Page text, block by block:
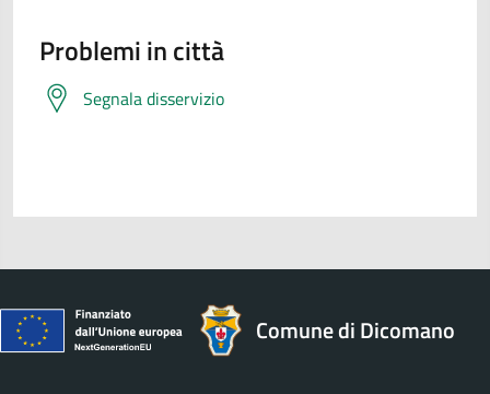
Problemi in città
Segnala disservizio
Comune di Dicomano